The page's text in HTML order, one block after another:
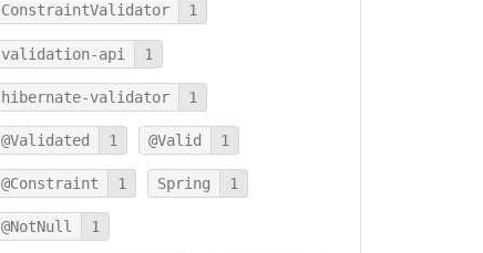
ConstraintValidator 1
validation-api 1
hibernate-validator 1
@Validated 1 @Valid 1
@Constraint 1 Spring 1
@NotNull 1